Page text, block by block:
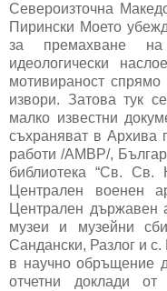
Североизточна
Пирински Моето
за премахване на
идеологически
мотивираност
извори. Затова тук
малко известни
съхраняват в Архива
работи /АМВР/,
библиотека “Св.
Централен военен
Централен държавен
музеи и музейни
Сандански, Разлог и
в научно обръщение
отчетни доклади